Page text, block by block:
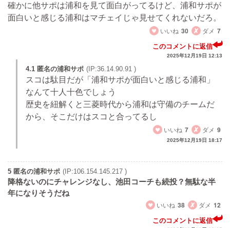
確かに他サポは浦和を見て面白がってるけど、浦和サポが
面白いと感じる浦和はマチェイじゃ見せてくれないだろ。
いいね 30 ダメ 7
このコメントに返信
2025年12月19日 12:13
4.1 匿名の浦和サポ (IP:36.14.90.91 )
スコは駄目だが「浦和サポが面白いと感じる浦和」
なんて十人十色でしょう
歴史を紐解くと三菱時代から浦和は守備のチームだ
から、そこだけはスコと合ってるし
いいね 7 ダメ 9
2025年12月19日 18:17
5 匿名の浦和サポ (IP:106.154.145.217 )
降格ないのにチャレンジなし、池田コーチも続投？無駄な半
年になりそうだね
いいね 38 ダメ 12
このコメントに返信